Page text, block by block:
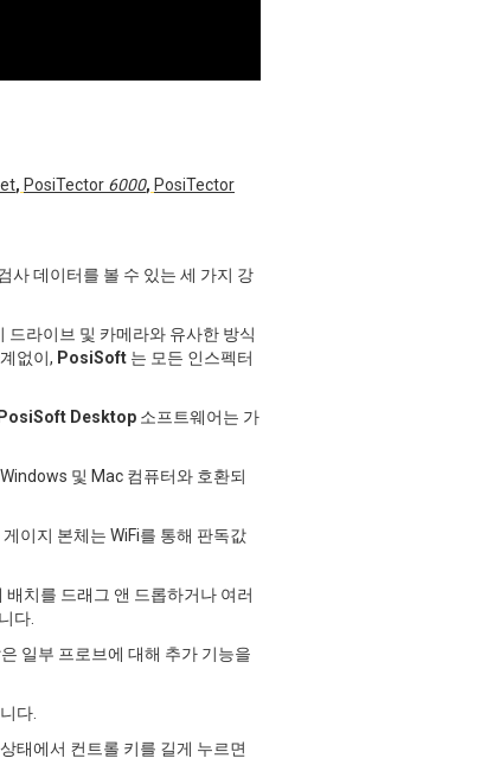
, PosiTector 6000, PosiTector
사 데이터를 볼 수 있는 세 가지 강
드라이브 및 카메라와 유사한 방식
없이, PosiSoft 는 모든 인스펙터
PosiSoft Desktop 소프트웨어는 가
및 Mac 컴퓨터와 호환되
게이지 본체는 WiFi를 통해 판독값
치를 드래그 앤 드롭하거나 여러
다.
일부 프로브에 대해 추가 기능을
다.
태에서 컨트롤 키를 길게 누르면